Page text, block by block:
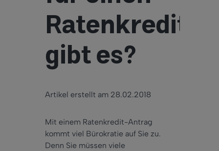
Ratenkredit
gibt es?
Artikel erstellt am 28.02.2018
Mit einem Ratenkredit-Antrag
kommt viel Bürokratie auf Sie zu.
Denn Sie müssen viele